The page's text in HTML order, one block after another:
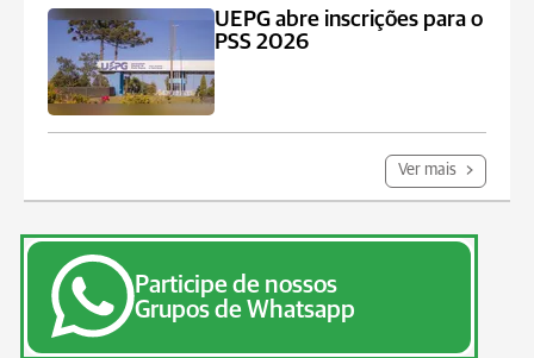
UEPG abre inscrições para o
PSS 2026
Ver mais
Participe de nossos
Grupos de Whatsapp